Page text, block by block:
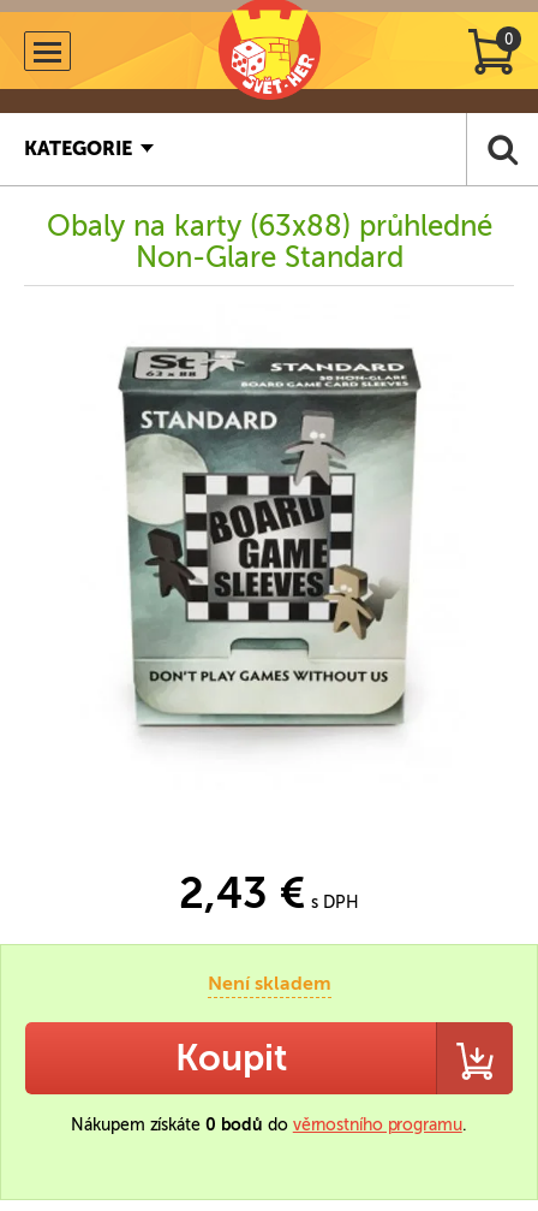
0
KATEGORIE
Obaly na karty (63x88) průhledné
Non-Glare Standard
2,43 € s DPH
Není skladem
Koupit
Nákupem získáte 0 bodů do věrnostního programu.